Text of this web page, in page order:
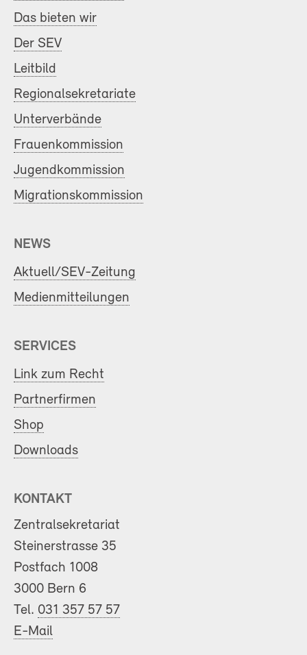
Das bieten wir
Der SEV
Leitbild
Regionalsekretariate
Unterverbände
Frauenkommission
Jugendkommission
Migrationskommission
NEWS
Aktuell/SEV-Zeitung
Medienmitteilungen
SERVICES
Link zum Recht
Partnerfirmen
Shop
Downloads
KONTAKT
Zentralsekretariat
Steinerstrasse 35
Postfach 1008
3000 Bern 6
Tel. 031 357 57 57
E-Mail